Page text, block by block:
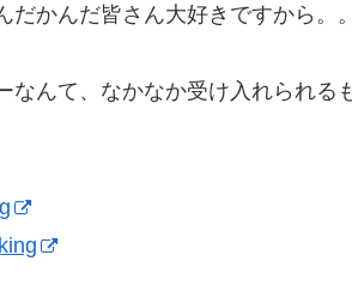
かんだ皆さん大好きですから。。
なんて、なかなか受け入れられ